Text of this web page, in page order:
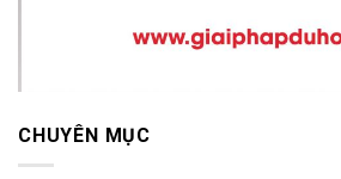
CHUYÊN MỤC